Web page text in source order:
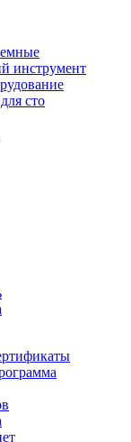
инструмент
сто